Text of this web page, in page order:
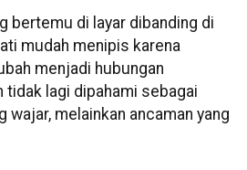
bertemu di layar dibanding di
mudah menipis karena
menjadi hubungan
tidak lagi dipahami sebagai
wajar, melainkan ancaman yang